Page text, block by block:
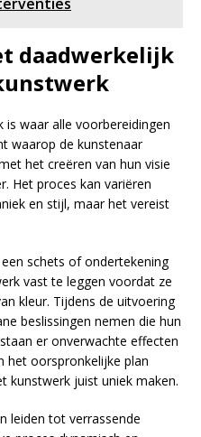
daadwerkelijk
waar alle voorbereidingen
waarop de kunstenaar
het creëren van hun visie
Het proces kan variëren
en stijl, maar het vereist
schets of ondertekening
vast te leggen voordat ze
kleur. Tijdens de uitvoering
beslissingen nemen die hun
er onverwachte effecten
het oorspronkelijke plan
kunstwerk juist uniek maken.
leiden tot verrassende